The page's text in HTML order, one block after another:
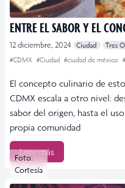
ENTRE EL SABOR Y EL
12 diciembre, 2024 Ciudad
Tres
#CDMX #Ciudad #ciudad de méxico
El concepto culinario de
CDMX escala a otro nivel:
sabor del origen, hasta el
propia comunidad
Leer más
Foto:
Cortesía